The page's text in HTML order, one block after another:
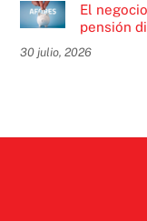
El
pensión
30 julio, 2026